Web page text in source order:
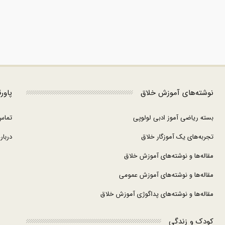
نوشته‌های آموزش خلاق
بسته ریاضی آموز ادبی لولوپی
تجربه‌های یک آموزگار خلاق
مقاله‌ها و نوشته‌های آموزش خلاق
مقاله‌ها و نوشته‌های آموزش عمومی
مقاله‌ها و نوشته‌های پداگوژی آموزش خلاق
کودک و زندگی